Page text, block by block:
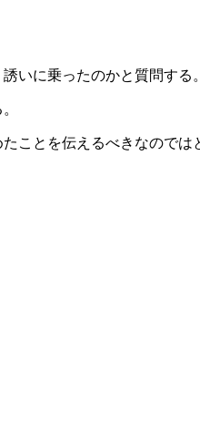
いに乗ったのかと質問する。
ことを伝えるべきなのでは